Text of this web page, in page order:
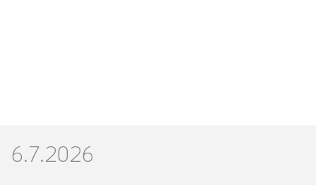
6.7.2026